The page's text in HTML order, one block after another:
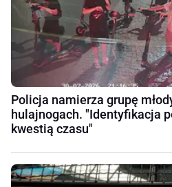
Policja namierza grupę
hulajnogach. "Identyfikacja
kwestią czasu"